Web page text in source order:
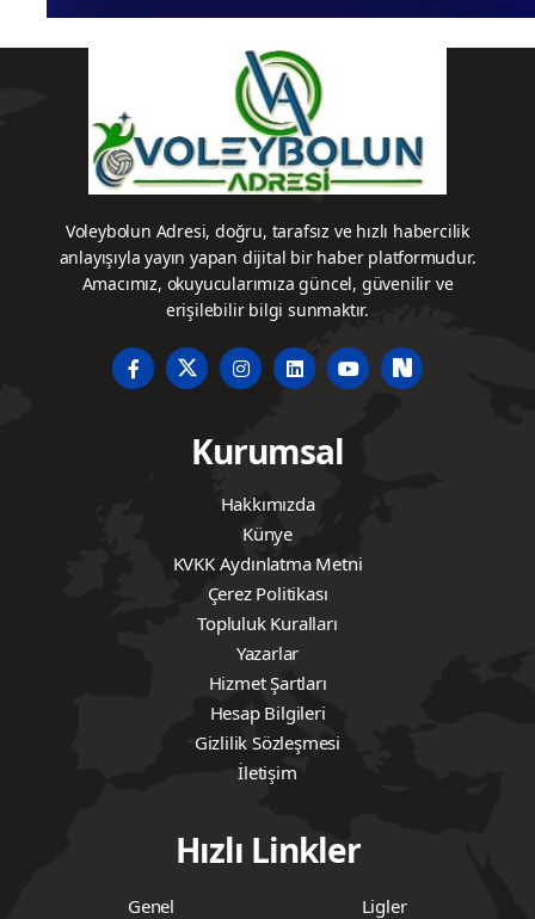
Voleybolun Adresi, doğru, tarafsız ve hızlı habercilik
anlayışıyla yayın yapan dijital bir haber platformudur.
Amacımız, okuyucularımıza güncel, güvenilir ve
erişilebilir bilgi sunmaktır.
Kurumsal
Hakkımızda
Künye
KVKK Aydınlatma Metni
Çerez Politikası
Topluluk Kuralları
Yazarlar
Hizmet Şartları
Hesap Bilgileri
Gizlilik Sözleşmesi
İletişim
Hızlı Linkler
Genel Ligler